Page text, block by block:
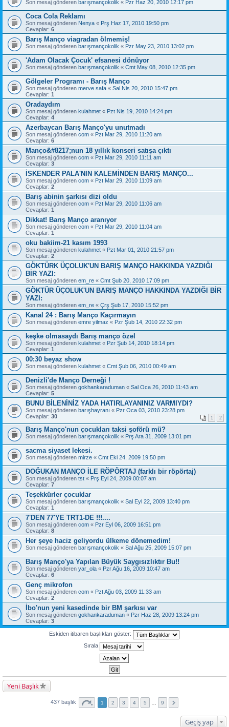
Son mesaj gönderen barışmançokolik « Pzr Haz 20, 2010 12:17 pm
Coca Cola Reklamı
Son mesaj gönderen Nenya « Prş Haz 17, 2010 19:50 pm
Cevaplar: 6
Barış Manço viagradan ölmemiş!
Son mesaj gönderen barışmançokolik « Pzr May 23, 2010 13:02 pm
'Adam Olacak Çocuk' efsanesi dönüyor
Son mesaj gönderen barışmançokolik « Cmt May 08, 2010 12:35 pm
Gölgeler Programı - Barış Manço
Son mesaj gönderen merve safa « Sal Nis 20, 2010 15:47 pm
Cevaplar: 1
Oradaydım
Son mesaj gönderen kulahmet « Pzt Nis 19, 2010 14:24 pm
Cevaplar: 4
Azerbaycan Barış Manço'yu unutmadı
Son mesaj gönderen com « Pzt Mar 29, 2010 11:20 am
Cevaplar: 6
Manço&#8217;nun 18 yıllık konseri satışa çıktı
Son mesaj gönderen com « Pzt Mar 29, 2010 11:11 am
Cevaplar: 3
İSKENDER PALA'NIN KALEMİNDEN BARIŞ MANÇO...
Son mesaj gönderen com « Pzt Mar 29, 2010 11:09 am
Cevaplar: 2
Barış abinin şarkısı dizi oldu
Son mesaj gönderen com « Pzt Mar 29, 2010 11:06 am
Cevaplar: 1
Dikkat! Barış Manço aranıyor
Son mesaj gönderen com « Pzt Mar 29, 2010 11:04 am
Cevaplar: 1
oku bakiim-21 kasım 1993
Son mesaj gönderen kulahmet « Pzt Mar 01, 2010 21:57 pm
Cevaplar: 2
GÖKTÜRK ÜÇOLUK'UN BARIŞ MANÇO HAKKINDA YAZDIĞI
BİR YAZI:
Son mesaj gönderen em_re « Cmt Şub 20, 2010 17:09 pm
GÖKTÜR ÜÇOLUK'UN BARIŞ MANÇO HAKKINDA YAZDIĞI BİR
YAZI:
Son mesaj gönderen em_re « Çrş Şub 17, 2010 15:52 pm
Kanal 24 : Barış Manço Kaçırmayın
Son mesaj gönderen emre yilmaz « Pzr Şub 14, 2010 22:32 pm
keşke olmasaydı Barış manço özel
Son mesaj gönderen kulahmet « Pzr Şub 14, 2010 18:14 pm
Cevaplar: 1
00:30 beyaz show
Son mesaj gönderen kulahmet « Cmt Şub 06, 2010 00:49 am
Denizli'de Manço Derneği !
Son mesaj gönderen gokhankaraduman « Sal Oca 26, 2010 11:43 am
Cevaplar: 5
BUNU BİLENİNİZ YADA HATIRLAYANINIZ VARMIYDI?
Son mesaj gönderen barışhayranı « Pzr Oca 03, 2010 23:28 pm
Cevaplar: 30 1 2
Barış Manço'nun çocukları taksi şoförü mü?
Son mesaj gönderen barışmançokolik « Prş Ara 31, 2009 13:01 pm
sacma siyaset lekesi.
Son mesaj gönderen mirze « Cmt Eki 24, 2009 19:50 pm
DOĞUKAN MANÇO İLE RÖPÖRTAJ (farklı bir röpörtaj)
Son mesaj gönderen tst « Prş Eyl 24, 2009 00:07 am
Cevaplar: 7
Teşekkürler çocuklar
Son mesaj gönderen barışmançokolik « Sal Eyl 22, 2009 13:40 pm
Cevaplar: 1
7'DEN 77'YE TRT1-DE !!!....
Son mesaj gönderen com « Pzr Eyl 06, 2009 16:51 pm
Cevaplar: 8
Her şeye haciz geliyordu ülkeme dönemedim!
Son mesaj gönderen barışmançokolik « Sal Ağu 25, 2009 15:07 pm
Barış Manço'ya Yapılan Büyük Saygısızlıktır Bu!!
Son mesaj gönderen yar_ola « Pzr Ağu 16, 2009 10:47 am
Cevaplar: 6
Genç mikrofon
Son mesaj gönderen com « Pzt Ağu 03, 2009 11:33 am
Cevaplar: 2
İbo'nun yeni kasedinde bir BM şarkısı var
Son mesaj gönderen gokhankaraduman « Pzr Haz 28, 2009 13:24 pm
Cevaplar: 3
Eskiden itibaren başlıkları göster:
Sırala
Yeni Başlık
437 başlık 1 2 3 4 5 9
Geçiş yap